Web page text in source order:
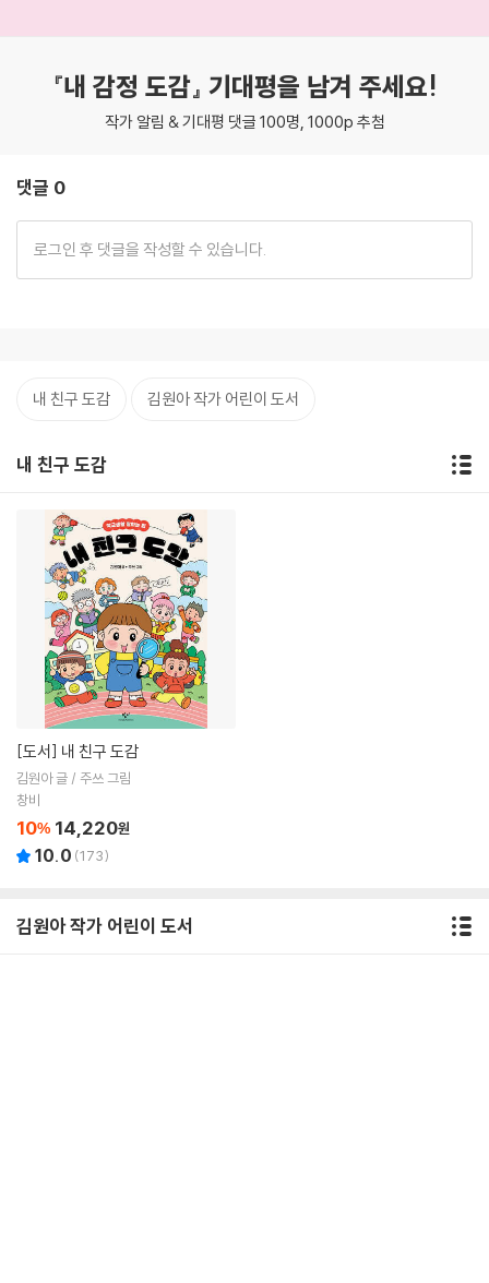
『내 감정 도감』 기대평을 남겨 주세요!
작가 알림 & 기대평 댓글 100명, 1000p 추첨
댓글 0
내 친구 도감 김원아 작가 어린이 도서
내 친구 도감
[도서] 내 친구 도감
김원아 글 / 주쓰 그림
창비
10% 14,220원
10.0 (173)
김원아 작가 어린이 도서